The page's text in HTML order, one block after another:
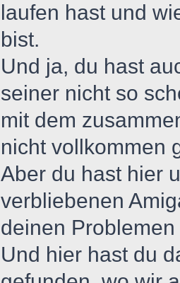
laufen hast und
bist.
Und ja, du hast
seiner nicht so
mit dem
nicht vollkommen
Aber du hast hier
verbliebenen
deinen
Und hier hast du